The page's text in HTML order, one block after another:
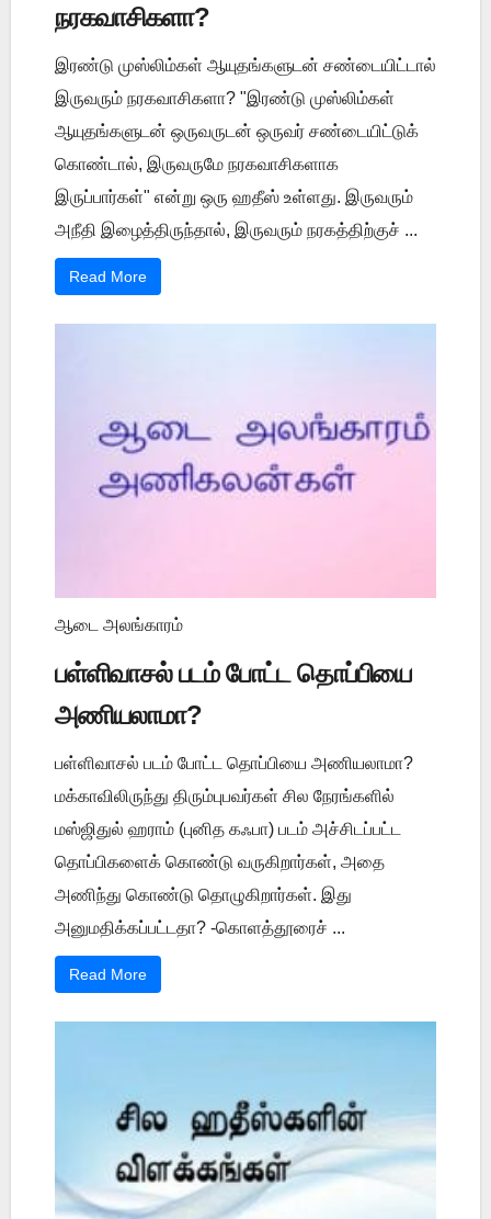
நரகவாசிகளா?
இரண்டு முஸ்லிம்கள் ஆயுதங்களுடன் சண்டையிட்டால்
இருவரும் நரகவாசிகளா? "இரண்டு முஸ்லிம்கள்
ஆயுதங்களுடன் ஒருவருடன் ஒருவர் சண்டையிட்டுக்
கொண்டால், இருவருமே நரகவாசிகளாக
இருப்பார்கள்" என்று ஒரு ஹதீஸ் உள்ளது. இருவரும்
அநீதி இழைத்திருந்தால், இருவரும் நரகத்திற்குச் ...
Read More
ஆடை அலங்காரம்
பள்ளிவாசல் படம் போட்ட தொப்பியை
அணியலாமா?
பள்ளிவாசல் படம் போட்ட தொப்பியை அணியலாமா?
மக்காவிலிருந்து திரும்புபவர்கள் சில நேரங்களில்
மஸ்ஜிதுல் ஹராம் (புனித கஃபா) படம் அச்சிடப்பட்ட
தொப்பிகளைக் கொண்டு வருகிறார்கள், அதை
அணிந்து கொண்டு தொழுகிறார்கள். இது
அனுமதிக்கப்பட்டதா? -கொளத்தூரைச் ...
Read More